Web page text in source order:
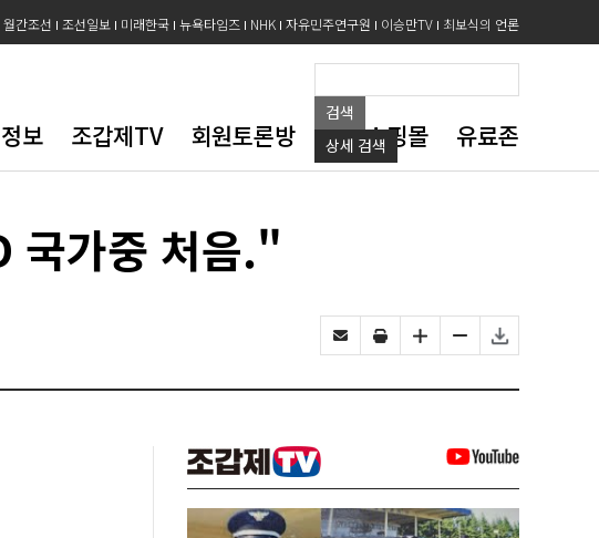
월간조선 조선일보 미래한국 뉴욕타임즈 NHK 자유민주연구원 이승만TV 최보식의 언론
검색
상세 검색
보 조갑제TV 회원토론방 도서쇼핑몰 유료존
국가중 처음."